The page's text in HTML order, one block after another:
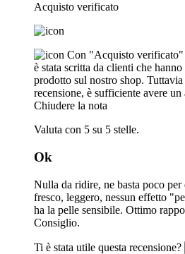
Acquisto verificato
Con "Acquisto verificato"
è stata scritta da clienti che
prodotto sul nostro shop.
recensione, è sufficiente avere
Chiudere la nota
Valuta con 5 su 5 stelle.
Ok
Nulla da ridire, ne basta poco
fresco, leggero, nessun effetto
ha la pelle sensibile. Ottimo
Consiglio.
Ti è stata utile questa recensione?